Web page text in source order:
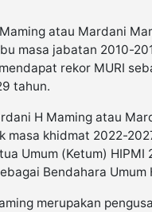
atau Mardani
masa jabatan 2010-
rekor MURI
tahun.
H Maming atau
masa khidmat 2022-
Umum (Ketum)
Bendahara Umum
merupakan